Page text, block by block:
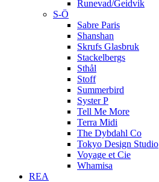
Runevad/Geidvik
S-Ö
Sabre Paris
Shanshan
Skrufs Glasbruk
Stackelbergs
Sthål
Stoff
Summerbird
Syster P
Tell Me More
Terra Midi
The Dybdahl Co
Tokyo Design Studio
Voyage et Cie
Whamisa
REA